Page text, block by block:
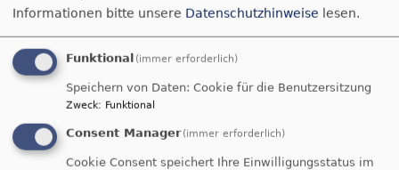
Verwitwete mit Kindern
mit
Informationen bitte unsere Datenschutzhinweise lesen.
Funktional (immer erforderlich)
Speichern von Daten: Cookie für die Benutzersitzung
Zweck: Funktional
Consent Manager (immer erforderlich)
Cookie Consent speichert Ihre Einwilligungsstatus im